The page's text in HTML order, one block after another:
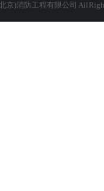
京)消防工程有限公司 All